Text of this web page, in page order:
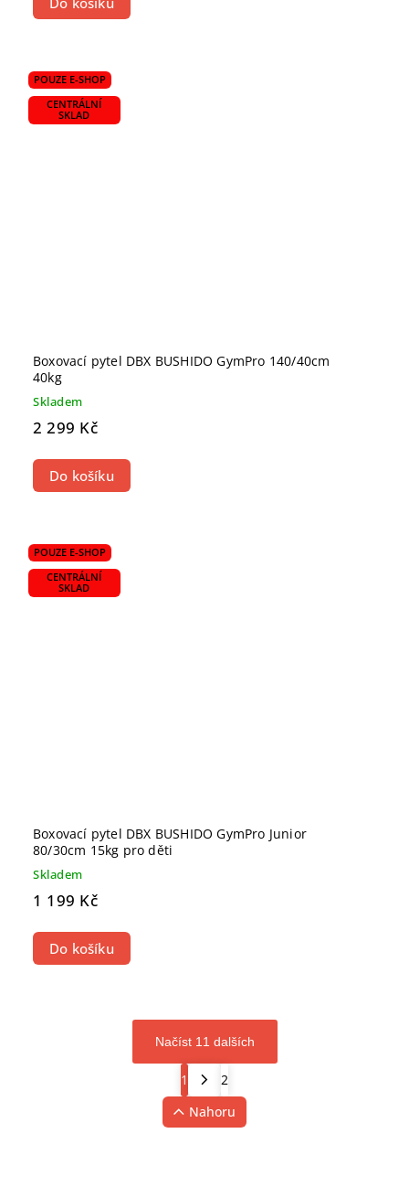
POUZE E-SHOP
CENTRÁLNÍ
SKLAD
Boxovací pytel DBX BUSHIDO GymPro 140/40cm
40kg
Skladem
2 299 Kč
Do košíku
POUZE E-SHOP
CENTRÁLNÍ
SKLAD
Boxovací pytel DBX BUSHIDO GymPro Junior
80/30cm 15kg pro děti
Skladem
1 199 Kč
Do košíku
Načíst 11 dalších
1
2
Nahoru